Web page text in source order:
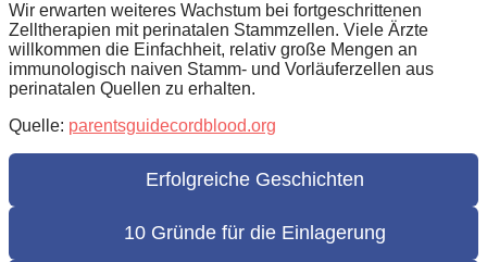
Wir erwarten weiteres Wachstum bei fortgeschrittenen
Zelltherapien mit perinatalen Stammzellen. Viele Ärzte
willkommen die Einfachheit, relativ große Mengen an
immunologisch naiven Stamm- und Vorläuferzellen aus
perinatalen Quellen zu erhalten.
Quelle: parentsguidecordblood.org
Erfolgreiche Geschichten
10 Gründe für die Einlagerung